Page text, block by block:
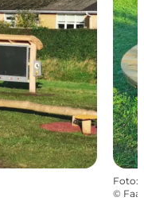
Foto:
©